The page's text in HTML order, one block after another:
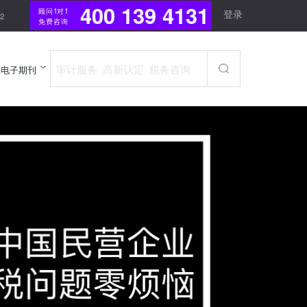
顾问1对1
免费咨询 400 139 4131 登录
电子期刊
电子期刊